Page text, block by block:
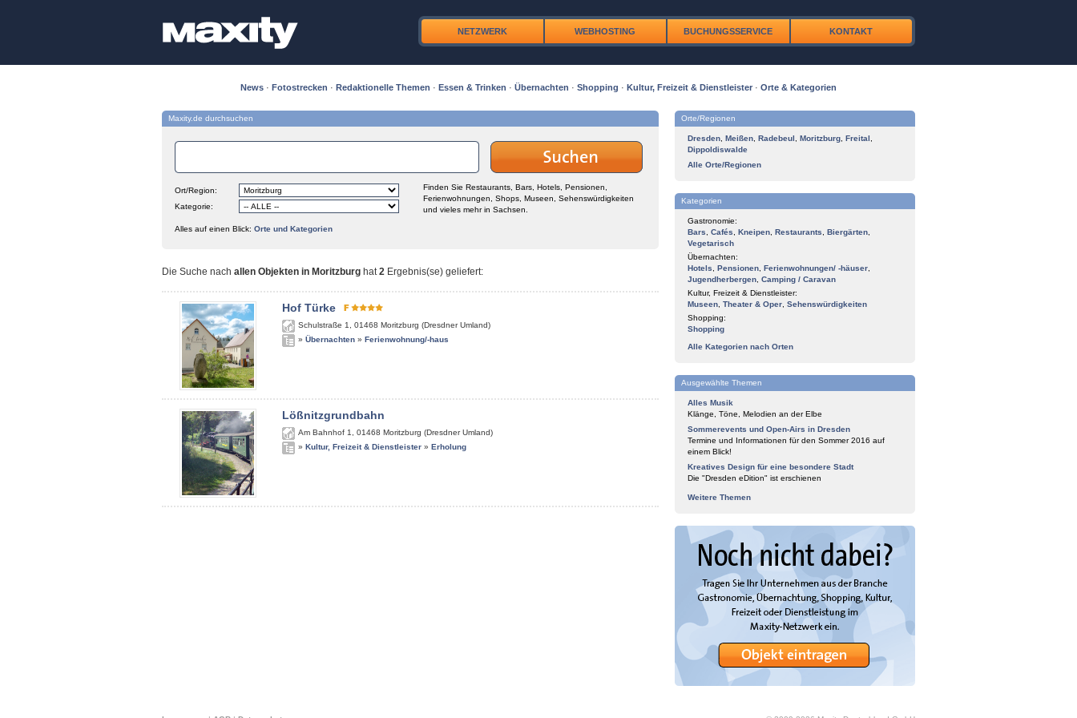
NETZWERK WEBHOSTING BUCHUNGSSERVICE KONTAKT
News · Fotostrecken · Redaktionelle Themen · Essen & Trinken · Übernachten · Shopping · Kultur, Freizeit & Dienstleister · Orte & Kategorien
Maxity.de durchsuchen
Ort/Region:
Kategorie:
Finden Sie Restaurants, Bars, Hotels, Pensionen,
Ferienwohnungen, Shops, Museen, Sehenswürdigkeiten
und vieles mehr in Sachsen.
Alles auf einen Blick: Orte und Kategorien
Die Suche nach allen Objekten in Moritzburg hat2 Ergebnis(se) geliefert:
Hof Türke
Schulstraße 1 01468 Moritzburg (Dresdner Umland)
» Übernachten » Ferienwohnung/-haus
Lößnitzgrundbahn
Am Bahnhof 1 01468 Moritzburg (Dresdner Umland)
» Kultur, Freizeit & Dienstleister » Erholung
Orte/Regionen
Dresden Meißen Radebeul Moritzburg Freital
Dippoldiswalde
Alle Orte/Regionen
Kategorien
Gastronomie:
Bars
Cafés Kneipen Restaurants Biergärten
Vegetarisch
Übernachten:
Hotels
Pensionen Ferienwohnungen/ -häuser
Jugendherbergen Camping / Caravan
Kultur, Freizeit & Dienstleister:
Museen Theater & Oper Sehenswürdigkeiten
Shopping:
Shopping
Alle Kategorien nach Orten
Ausgewählte Themen
Alles Musik
Klänge, Töne, Melodien an der Elbe
Sommerevents und Open-Airs in Dresden
Termine und Informationen für den Sommer 2016 auf
einem Blick!
Kreatives Design für eine besondere Stadt
Die "Dresden eDition" ist erschienen
Weitere Themen